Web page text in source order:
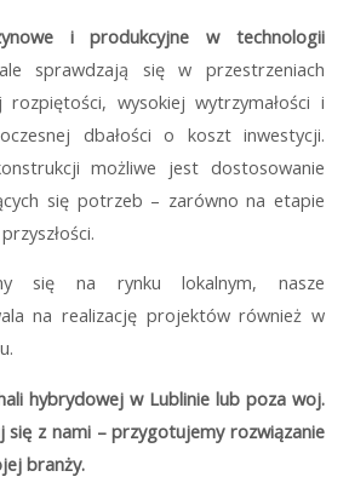
i produkcyjne w technologii
sprawdzają się w przestrzeniach
rozpiętości, wysokiej wytrzymałości i
dbałości o koszt inwestycji.
możliwe jest dostosowanie
się potrzeb – zarówno na etapie
się na rynku lokalnym, nasze
na realizację projektów również w
hybrydowej w Lublinie lub poza woj.
się z nami – przygotujemy rozwiązanie
branży.